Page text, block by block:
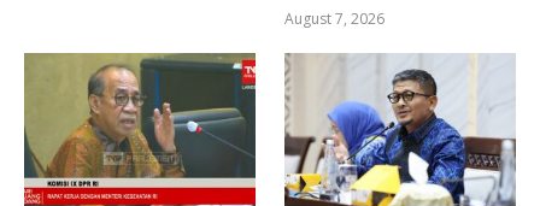
August 7, 2026